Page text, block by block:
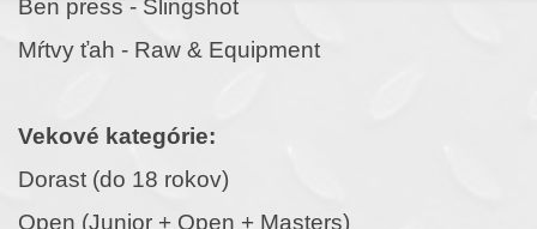
Ben press - Slingshot
Mŕtvy ťah - Raw & Equipment
Vekové kategórie:
Dorast (do 18 rokov)
Open (Junior + Open + Masters)